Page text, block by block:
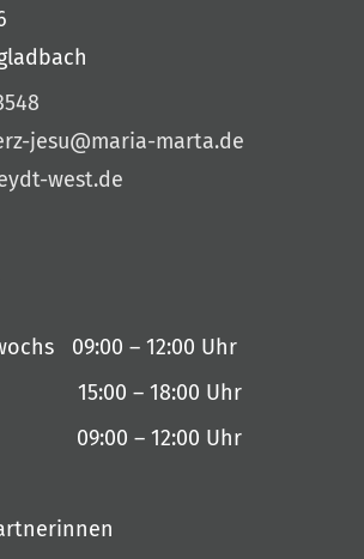
jesu@maria-marta.de
west.de
09:00 – 12:00 Uhr
15:00 – 18:00 Uhr
– 12:00 Uhr